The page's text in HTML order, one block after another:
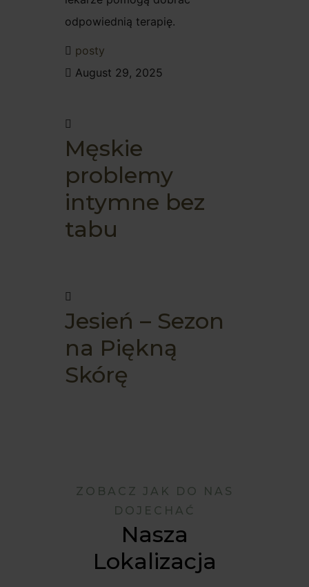
odpowiednią terapię.
posty
August 29, 2025
Męskie
problemy
intymne bez
tabu
Jesień – Sezon
na Piękną
Skórę
ZOBACZ JAK DO NAS
DOJECHAĆ
Nasza
Lokalizacja